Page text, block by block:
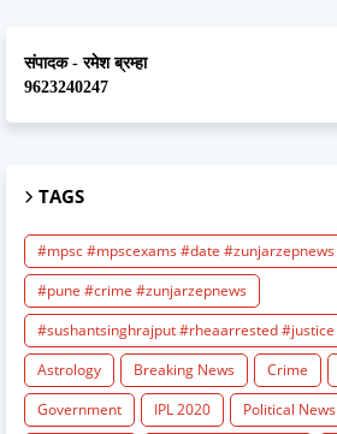
संपादक - रमेश ब्रम्हा
9623240247
TAGS
#mpsc #mpscexams #date #zunjarzepnews
#pune #crime #zunjarzepnews
#sushantsinghrajput #rheaarrested #justice
Astrology
Breaking News Crime
Government
IPL 2020 Political News